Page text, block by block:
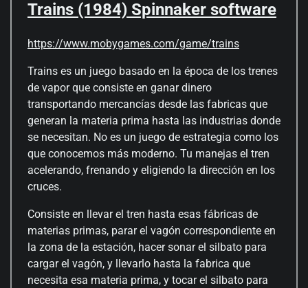
Trains (1984) Spinnaker software
https://www.mobygames.com/game/trains
Trains es un juego basado en la época de los trenes
de vapor que consiste en ganar dinero
transportando mercancías desde las fabricas que
generan la materia prima hasta las industrias donde
se necesitan. No es un juego de estrategia como los
que conocemos más moderno. Tu manejas el tren
acelerando, frenando y eligiendo la dirección en los
cruces.
Consiste en llevar el tren hasta esas fábricas de
materias primas, parar el vagón correspondiente en
la zona de la estación, hacer sonar el silbato para
cargar el vagón, y llevarlo hasta la fabrica que
necesita esa materia prima, y tocar el silbato para